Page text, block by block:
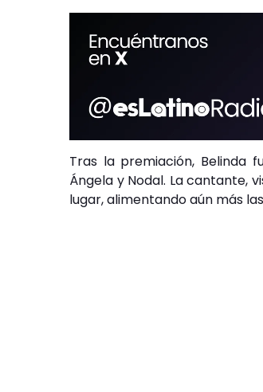
Tras la premiación, Belinda
Ángela y Nodal. La cantante,
lugar, alimentando aún más